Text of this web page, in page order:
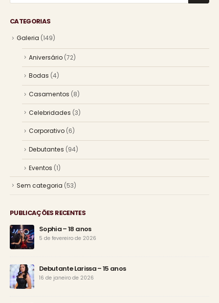
CATEGORIAS
Galeria (149)
Aniversário (72)
Bodas (4)
Casamentos (8)
Celebridades (3)
Corporativo (6)
Debutantes (94)
Eventos (1)
Sem categoria (53)
PUBLICAÇÕES RECENTES
Sophia – 18 anos
5 de fevereiro de 2026
Debutante Larissa – 15 anos
16 de janeiro de 2026